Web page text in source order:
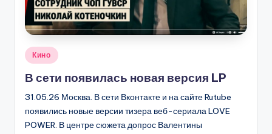
Опубликовано
Кино
В сети появилась новая версия LP
31.05.26 Москва. В сети Вконтакте и на сайте Rutube
появились новые версии тизера веб-сериала LOVE
POWER. В центре сюжета допрос Валентины